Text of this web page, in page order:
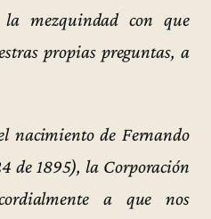
mezquindad con que
propias preguntas, a
nacimiento de Fernando
de 1895), la Corporación
a que nos